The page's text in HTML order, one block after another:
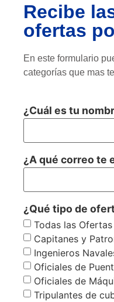
Recibe
ofertas
En este formulario
categorías que mas
¿Cuál es tu
¿A qué correo te
¿Qué tipo de
Todas las Ofertas
Capitanes y
Ingenieros
Oficiales de
Oficiales de
Tripulantes de